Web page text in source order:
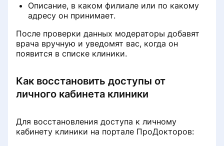
Описание, в каком филиале или по какому
адресу он принимает.
После проверки данных модераторы добавят
врача вручную и уведомят вас, когда он
появится в списке клиники.
Как восстановить доступы от
личного кабинета клиники
Для восстановления доступа к личному
кабинету клиники на портале ПроДокторов: